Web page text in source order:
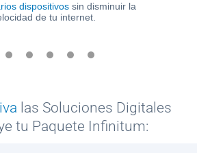
dispositivos sin disminuir la
de tu internet.
archivoscon tu equipo y
de forma rápida y segura.
tus servicioscon tu propia Página
Web.
tus clientes y tu equipoa través
electrónico personalizado.
con las herramientas que
Telmex te ofrece.
de seguridad deforma remota
y estable.
las Soluciones Digitales
tu Paquete Infinitum: